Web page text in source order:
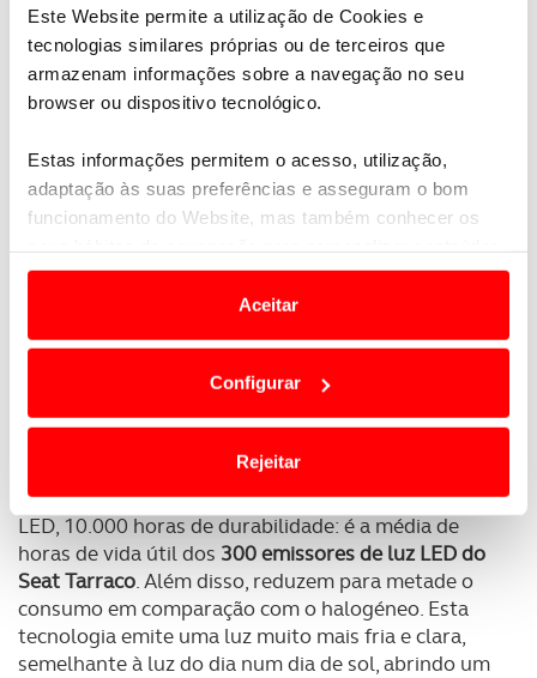
Este Website permite a utilização de Cookies e
tecnologias similares próprias ou de terceiros que
armazenam informações sobre a navegação no seu
browser ou dispositivo tecnológico.
Estas informações permitem o acesso, utilização,
adaptação às suas preferências e asseguram o bom
funcionamento do Website, mas também conhecer os
e anúncios de modo a promover produtos e/ou serviços.
Em alguns casos, a utilização destas tecnologias
termos e a todo o tempo as suas preferências e limitando
o acesso a informações durante a navegação no
personalizar conteúdos e anúncios, para lhe proporcionar
funcionalidades de redes sociais, bem como para
analisar dados de navegação no nosso website.
Adicionalmente partilhamos informação, relativa à sua
Aceitar
Configurar
Rejeitar
veículo.
LED, 10.000 horas de durabilidade: é a média de
horas de vida útil dos 300 emissores de luz LED do
Seat Tarraco. Além disso, reduzem para metade o
consumo em comparação com o halogéneo. Esta
tecnologia emite uma luz muito mais fria e clara,
semelhante à luz do dia num dia de sol, abrindo um